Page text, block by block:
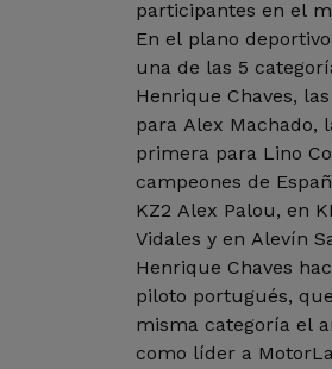
participantes en el
En el plano
una de las 5
Henrique Chaves,
para Alex Machado,
primera para Lino
campeones de
KZ2 Alex Palou, en
Vidales y en Alevín
Henrique Chaves
piloto portugués,
misma categoría el
como líder a